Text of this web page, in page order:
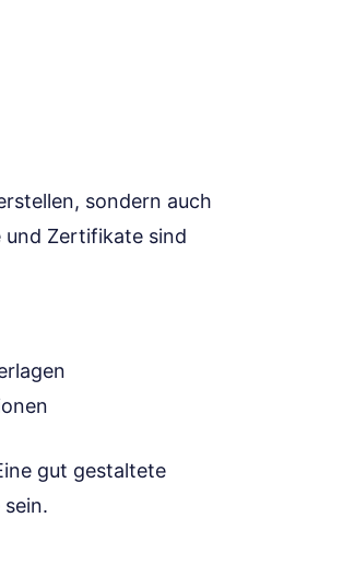
sondern auch
und Zertifikate sind
gut gestaltete